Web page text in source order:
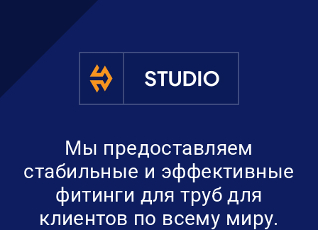
Мы предоставляем
стабильные и эффективные
фитинги для труб для
клиентов по всему миру.